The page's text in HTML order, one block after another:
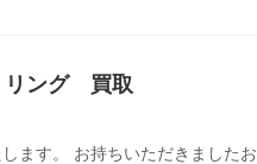
リング 買取
ます。 お持ちいただきましたお